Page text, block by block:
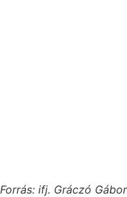
Forrás: ifj. Gráczó Gábor